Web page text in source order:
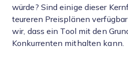
würde? Sind einige dieser
teureren Preisplänen
wir, dass ein Tool mit den
Konkurrenten mithalten kann.